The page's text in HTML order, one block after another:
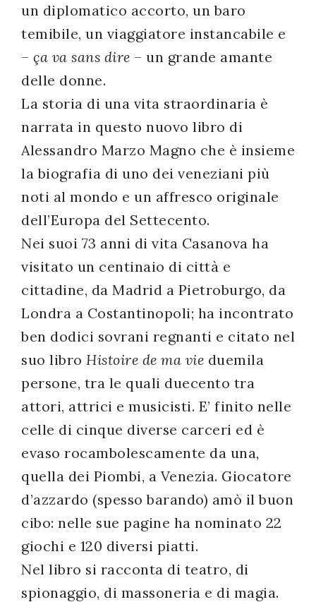
un diplomatico accorto, un baro
temibile, un viaggiatore instancabile e
– ça va sans dire – un grande amante
delle donne.
La storia di una vita straordinaria è
narrata in questo nuovo libro di
Alessandro Marzo Magno che è insieme
la biografia di uno dei veneziani più
noti al mondo e un affresco originale
dell’Europa del Settecento.
Nei suoi 73 anni di vita Casanova ha
visitato un centinaio di città e
cittadine, da Madrid a Pietroburgo, da
Londra a Costantinopoli; ha incontrato
ben dodici sovrani regnanti e citato nel
suo libro Histoire de ma vie duemila
persone, tra le quali duecento tra
attori, attrici e musicisti. E’ finito nelle
celle di cinque diverse carceri ed è
evaso rocambolescamente da una,
quella dei Piombi, a Venezia. Giocatore
d’azzardo (spesso barando) amò il buon
cibo: nelle sue pagine ha nominato 22
giochi e 120 diversi piatti.
Nel libro si racconta di teatro, di
spionaggio, di massoneria e di magia.